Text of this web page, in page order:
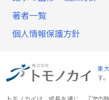
著者一覧
個人情報保護方針
東
す。